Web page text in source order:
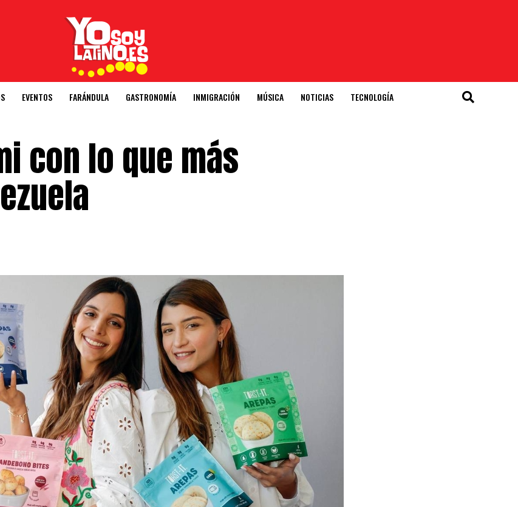
EVENTOS FARÁNDULA GASTRONOMÍA INMIGRACIÓN MÚSICA NOTICIAS TECNOLOGÍA
con lo que más